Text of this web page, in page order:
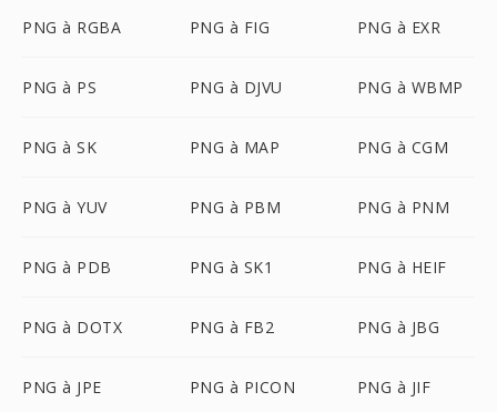
PNG à RGBA PNG à FIG PNG à EXR
PNG à PS PNG à DJVU PNG à WBMP
PNG à SK PNG à MAP PNG à CGM
PNG à YUV PNG à PBM PNG à PNM
PNG à PDB PNG à SK1 PNG à HEIF
PNG à DOTX PNG à FB2 PNG à JBG
PNG à JPE PNG à PICON PNG à JIF